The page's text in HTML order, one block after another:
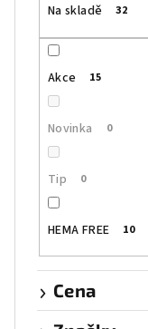
Na skladě 32
Akce 15
Novinka 0
Tip 0
HEMA FREE 10
Cena